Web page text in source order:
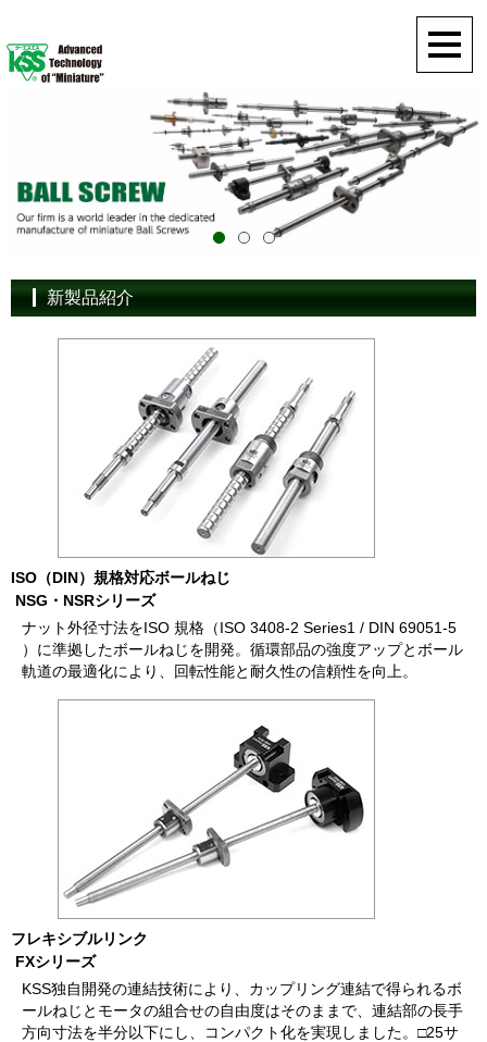
新製品紹介
ISO（DIN）規格対応ボールねじ
NSG・NSRシリーズ
ナット外径寸法をISO 規格（ISO 3408-2 Series1 / DIN 69051-5
）に準拠したボールねじを開発。循環部品の強度アップとボール
軌道の最適化により、回転性能と耐久性の信頼性を向上。
フレキシブルリンク
FXシリーズ
KSS独自開発の連結技術により、カップリング連結で得られるボ
ールねじとモータの組合せの自由度はそのままで、連結部の長手
方向寸法を半分以下にし、コンパクト化を実現しました。□25サ